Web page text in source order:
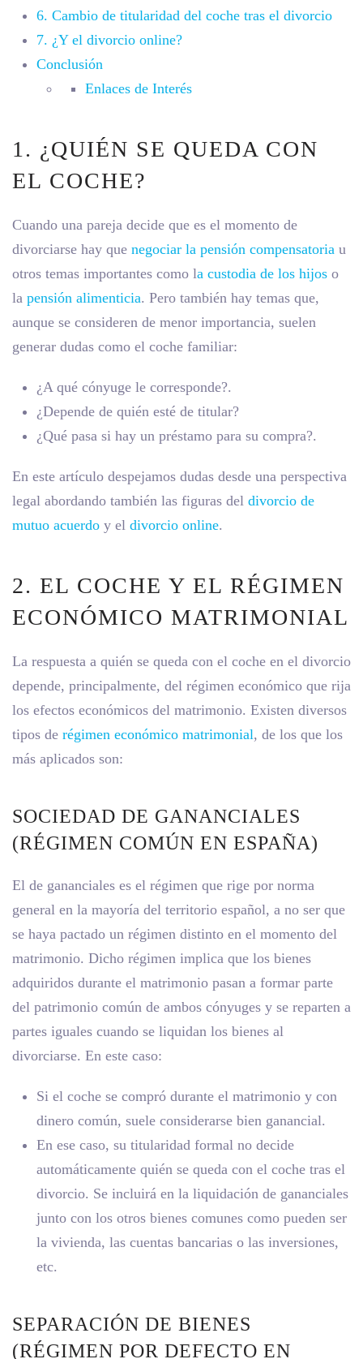
6. Cambio de titularidad del coche tras el divorcio
7. ¿Y el divorcio online?
Conclusión
Enlaces de Interés
1. ¿QUIÉN SE QUEDA CON
EL COCHE?
Cuando una pareja decide que es el momento de
divorciarse hay que negociar la pensión compensatoria u
otros temas importantes como la custodia de los hijos o
la pensión alimenticia. Pero también hay temas que,
aunque se consideren de menor importancia, suelen
generar dudas como el coche familiar:
¿A qué cónyuge le corresponde?.
¿Depende de quién esté de titular?
¿Qué pasa si hay un préstamo para su compra?.
En este artículo despejamos dudas desde una perspectiva
legal abordando también las figuras del divorcio de
mutuo acuerdo y el divorcio online.
2. EL COCHE Y EL RÉGIMEN
ECONÓMICO MATRIMONIAL
La respuesta a quién se queda con el coche en el divorcio
depende, principalmente, del régimen económico que rija
los efectos económicos del matrimonio. Existen diversos
tipos de régimen económico matrimonial, de los que los
más aplicados son:
SOCIEDAD DE GANANCIALES
(RÉGIMEN COMÚN EN ESPAÑA)
El de gananciales es el régimen que rige por norma
general en la mayoría del territorio español, a no ser que
se haya pactado un régimen distinto en el momento del
matrimonio. Dicho régimen implica que los bienes
adquiridos durante el matrimonio pasan a formar parte
del patrimonio común de ambos cónyuges y se reparten a
partes iguales cuando se liquidan los bienes al
divorciarse. En este caso:
Si el coche se compró durante el matrimonio y con
dinero común, suele considerarse bien ganancial.
En ese caso, su titularidad formal no decide
automáticamente quién se queda con el coche tras el
divorcio. Se incluirá en la liquidación de gananciales
junto con los otros bienes comunes como pueden ser
la vivienda, las cuentas bancarias o las inversiones,
etc.
SEPARACIÓN DE BIENES
(RÉGIMEN POR DEFECTO EN